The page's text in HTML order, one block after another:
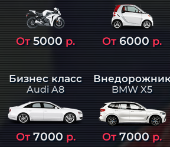
От5000 р. От6000 р.
Бизнес класс
Audi A8
От7000 р.
Внедорожник
BMW X5
От7000р.